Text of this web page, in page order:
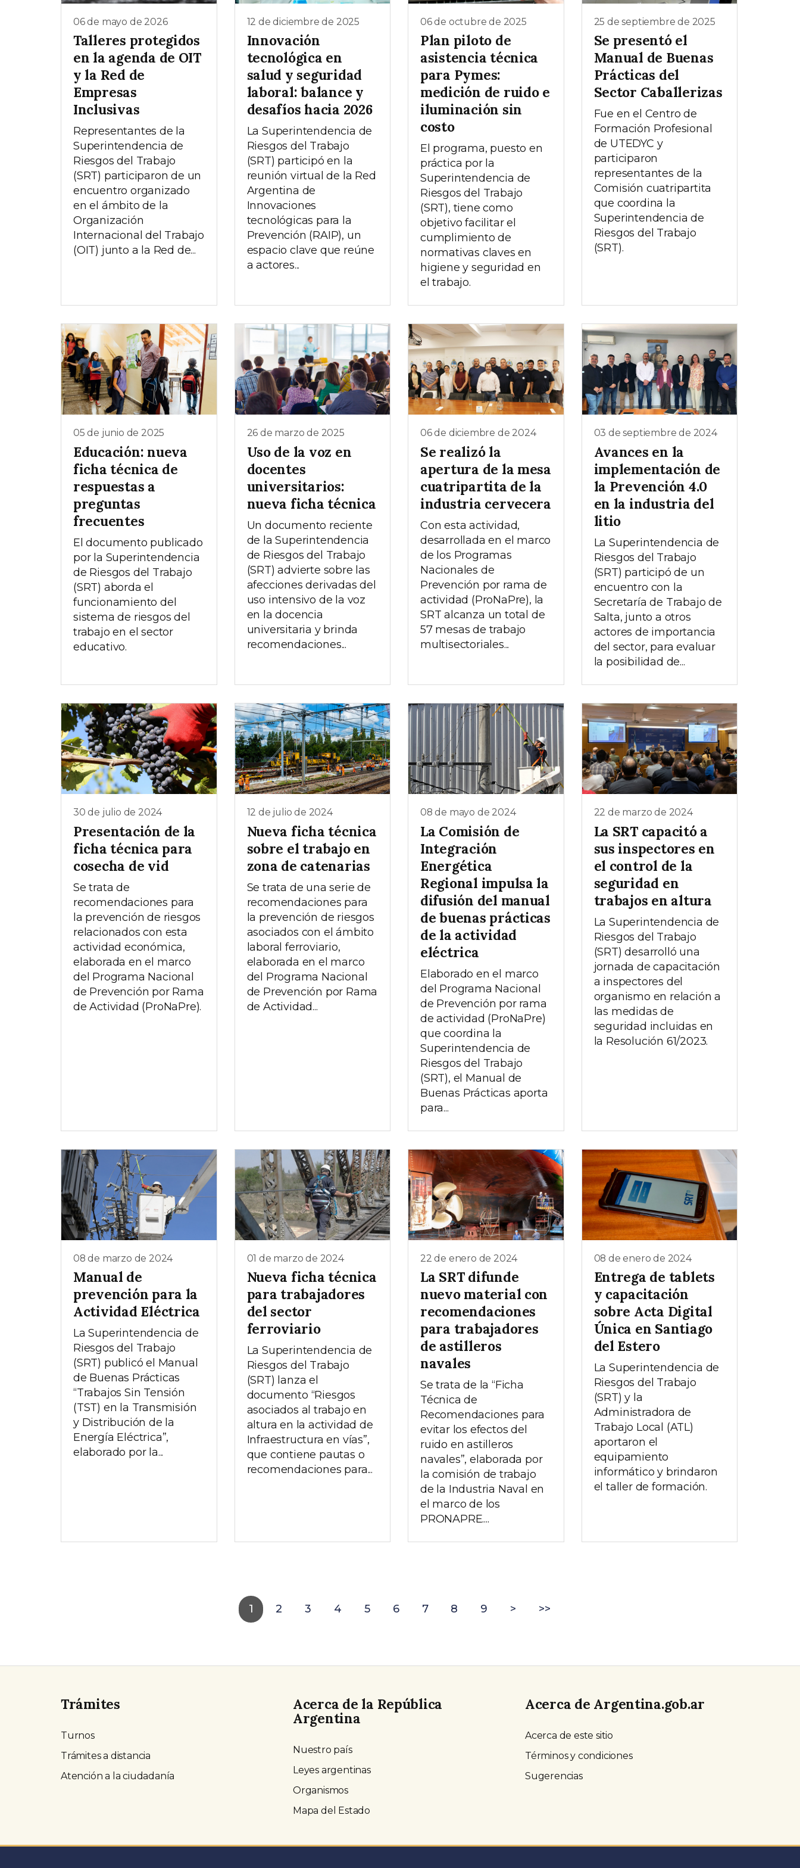
06 de mayo de 2026
Talleres protegidos
en la agenda de OIT
y la Red de
Empresas
Inclusivas
Representantes de la
Superintendencia de
Riesgos del Trabajo
(SRT) participaron de un
encuentro organizado
en el ámbito de la
Organización
Internacional del Trabajo
(OIT) junto a la Red de...
12 de diciembre de 2025
Innovación
tecnológica en
salud y seguridad
laboral: balance y
desafíos hacia 2026
La Superintendencia de
Riesgos del Trabajo
(SRT) participó en la
reunión virtual de la Red
Argentina de
Innovaciones
tecnológicas para la
Prevención (RAIP), un
espacio clave que reúne
a actores...
06 de octubre de 2025
Plan piloto de
asistencia técnica
para Pymes:
medición de ruido e
iluminación sin
costo
El programa, puesto en
práctica por la
Superintendencia de
Riesgos del Trabajo
(SRT), tiene como
objetivo facilitar el
cumplimiento de
normativas claves en
higiene y seguridad en
el trabajo.
25 de septiembre de 2025
Se presentó el
Manual de Buenas
Prácticas del
Sector Caballerizas
Fue en el Centro de
Formación Profesional
de UTEDYC y
participaron
representantes de la
Comisión cuatripartita
que coordina la
Superintendencia de
Riesgos del Trabajo
(SRT).
05 de junio de 2025
Educación: nueva
ficha técnica de
respuestas a
preguntas
frecuentes
El documento publicado
por la Superintendencia
de Riesgos del Trabajo
(SRT) aborda el
funcionamiento del
sistema de riesgos del
trabajo en el sector
educativo.
26 de marzo de 2025
Uso de la voz en
docentes
universitarios:
nueva ficha técnica
Un documento reciente
de la Superintendencia
de Riesgos del Trabajo
(SRT) advierte sobre las
afecciones derivadas del
uso intensivo de la voz
en la docencia
universitaria y brinda
recomendaciones...
06 de diciembre de 2024
Se realizó la
apertura de la mesa
cuatripartita de la
industria cervecera
Con esta actividad,
desarrollada en el marco
de los Programas
Nacionales de
Prevención por rama de
actividad (ProNaPre), la
SRT alcanza un total de
57 mesas de trabajo
multisectoriales...
03 de septiembre de 2024
Avances en la
implementación de
la Prevención 4.0
en la industria del
litio
La Superintendencia de
Riesgos del Trabajo
(SRT) participó de un
encuentro con la
Secretaría de Trabajo de
Salta, junto a otros
actores de importancia
del sector, para evaluar
la posibilidad de...
30 de julio de 2024
Presentación de la
ficha técnica para
cosecha de vid
Se trata de
recomendaciones para
la prevención de riesgos
relacionados con esta
actividad económica,
elaborada en el marco
del Programa Nacional
de Prevención por Rama
de Actividad (ProNaPre).
12 de julio de 2024
Nueva ficha técnica
sobre el trabajo en
zona de catenarias
Se trata de una serie de
recomendaciones para
la prevención de riesgos
asociados con el ámbito
laboral ferroviario,
elaborada en el marco
del Programa Nacional
de Prevención por Rama
de Actividad...
08 de mayo de 2024
La Comisión de
Integración
Energética
Regional impulsa la
difusión del manual
de buenas prácticas
de la actividad
eléctrica
Elaborado en el marco
del Programa Nacional
de Prevención por rama
de actividad (ProNaPre)
que coordina la
Superintendencia de
Riesgos del Trabajo
(SRT), el Manual de
Buenas Prácticas aporta
para...
22 de marzo de 2024
La SRT capacitó a
sus inspectores en
el control de la
seguridad en
trabajos en altura
La Superintendencia de
Riesgos del Trabajo
(SRT) desarrolló una
jornada de capacitación
a inspectores del
organismo en relación a
las medidas de
seguridad incluidas en
la Resolución 61/2023.
08 de marzo de 2024
Manual de
prevención para la
Actividad Eléctrica
La Superintendencia de
Riesgos del Trabajo
(SRT) publicó el Manual
de Buenas Prácticas
“Trabajos Sin Tensión
(TST) en la Transmisión
y Distribución de la
Energía Eléctrica”,
elaborado por la...
01 de marzo de 2024
Nueva ficha técnica
para trabajadores
del sector
ferroviario
La Superintendencia de
Riesgos del Trabajo
(SRT) lanza el
documento “Riesgos
asociados al trabajo en
altura en la actividad de
Infraestructura en vías”,
que contiene pautas o
recomendaciones para...
22 de enero de 2024
La SRT difunde
nuevo material con
recomendaciones
para trabajadores
de astilleros
navales
Se trata de la “Ficha
Técnica de
Recomendaciones para
evitar los efectos del
ruido en astilleros
navales”, elaborada por
la comisión de trabajo
de la Industria Naval en
el marco de los
PRONAPRE....
08 de enero de 2024
Entrega de tablets
y capacitación
sobre Acta Digital
Única en Santiago
del Estero
La Superintendencia de
Riesgos del Trabajo
(SRT) y la
Administradora de
Trabajo Local (ATL)
aportaron el
equipamiento
informático y brindaron
el taller de formación.
1 2 3 4 5 6 7 8 9 > >>
Trámites
Turnos
Trámites a distancia
Atención a la ciudadanía
Acerca de la República
Argentina
Nuestro país
Leyes argentinas
Organismos
Mapa del Estado
Acerca de Argentina.gob.ar
Acerca de este sitio
Términos y condiciones
Sugerencias